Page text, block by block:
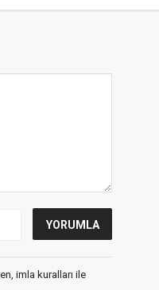
imla kuralları ile